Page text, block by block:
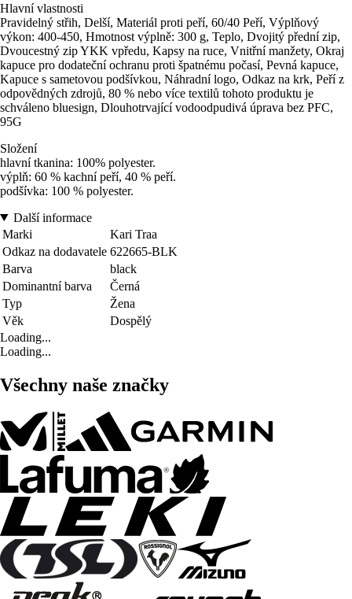
Hlavní vlastnosti
Pravidelný střih, Delší, Materiál proti peří, 60/40 Peří, Výplňový
výkon: 400-450, Hmotnost výplně: 300 g, Teplo, Dvojitý přední zip,
Dvoucestný zip YKK vpředu, Kapsy na ruce, Vnitřní manžety, Okraj
kapuce pro dodateční ochranu proti špatnému počasí, Pevná kapuce,
Kapuce s sametovou podšívkou, Náhradní logo, Odkaz na krk, Peří z
odpovědných zdrojů, 80 % nebo více textilů tohoto produktu je
schváleno bluesign, Dlouhotrvající vodoodpudivá úprava bez PFC,
95G
Složení
hlavní tkanina: 100% polyester.
výplň: 60 % kachní peří, 40 % peří.
podšívka: 100 % polyester.
Další informace
Marki
Kari Traa
Odkaz na dodavatele 622665-BLK
Barva
black
Dominantní barva
Černá
Typ
Žena
Věk
Dospělý
Loading...
Loading...
Všechny naše značky